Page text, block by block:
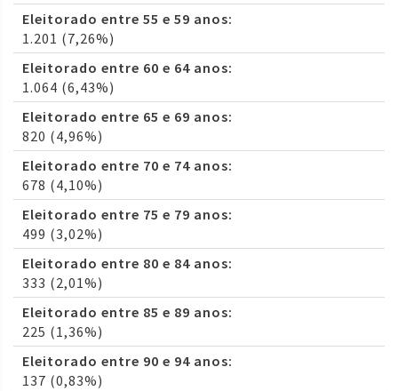
Eleitorado entre 55 e 59 anos:
1.201 (7,26%)
Eleitorado entre 60 e 64 anos:
1.064 (6,43%)
Eleitorado entre 65 e 69 anos:
820 (4,96%)
Eleitorado entre 70 e 74 anos:
678 (4,10%)
Eleitorado entre 75 e 79 anos:
499 (3,02%)
Eleitorado entre 80 e 84 anos:
333 (2,01%)
Eleitorado entre 85 e 89 anos:
225 (1,36%)
Eleitorado entre 90 e 94 anos:
137 (0,83%)